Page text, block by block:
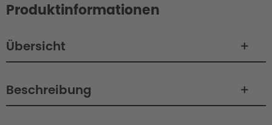
Produktinformationen
Übersicht
Beschreibung